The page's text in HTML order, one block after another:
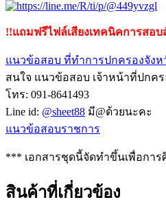
!!แถมฟรีไฟล์เสียงเทคนิคการสอ
แนวข้อสอบ ที่ทําการปกครองจัง
สนใจ แนวข้อสอบ เจ้าหน้าที่ปกค
โทร: 091-8641493
Line id: @sheet88 มี@ด้วยนะคะ
แนวข้อสอบราชการ
*** เอกสารชุดนี้จัดทำขึ้นเพื่อการ
สินค้าที่เกี่ยวข้อง